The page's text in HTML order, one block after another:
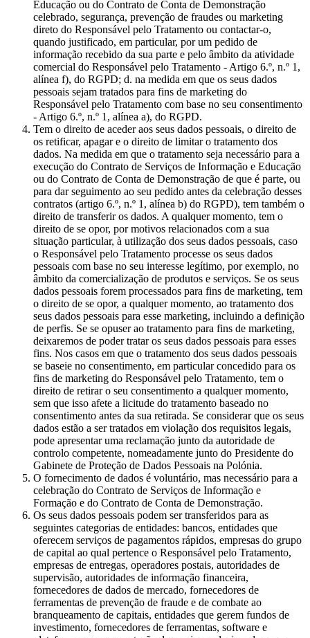
Educação ou do Contrato de Conta de Demonstração
celebrado, segurança, prevenção de fraudes ou marketing
direto do Responsável pelo Tratamento ou contactar-o,
quando justificado, em particular, por um pedido de
informação recebido da sua parte e pelo âmbito da atividade
comercial do Responsável pelo Tratamento - Artigo 6.º, n.º 1,
alínea f), do RGPD; d. na medida em que os seus dados
pessoais sejam tratados para fins de marketing do
Responsável pelo Tratamento com base no seu consentimento
- Artigo 6.º, n.º 1, alínea a), do RGPD.
Tem o direito de aceder aos seus dados pessoais, o direito de
os retificar, apagar e o direito de limitar o tratamento dos
dados. Na medida em que o tratamento seja necessário para a
execução do Contrato de Serviços de Informação e Educação
ou do Contrato de Conta de Demonstração de que é parte, ou
para dar seguimento ao seu pedido antes da celebração desses
contratos (artigo 6.º, n.º 1, alínea b) do RGPD), tem também o
direito de transferir os dados. A qualquer momento, tem o
direito de se opor, por motivos relacionados com a sua
situação particular, à utilização dos seus dados pessoais, caso
o Responsável pelo Tratamento processe os seus dados
pessoais com base no seu interesse legítimo, por exemplo, no
âmbito da comercialização de produtos e serviços. Se os seus
dados pessoais forem processados para fins de marketing, tem
o direito de se opor, a qualquer momento, ao tratamento dos
seus dados pessoais para esse marketing, incluindo a definição
de perfis. Se se opuser ao tratamento para fins de marketing,
deixaremos de poder tratar os seus dados pessoais para esses
fins. Nos casos em que o tratamento dos seus dados pessoais
se baseie no consentimento, em particular concedido para os
fins de marketing do Responsável pelo Tratamento, tem o
direito de retirar o seu consentimento a qualquer momento,
sem que isso afete a licitude do tratamento baseado no
consentimento antes da sua retirada. Se considerar que os seus
dados estão a ser tratados em violação dos requisitos legais,
pode apresentar uma reclamação junto da autoridade de
controlo competente, nomeadamente junto do Presidente do
Gabinete de Proteção de Dados Pessoais na Polónia.
O fornecimento de dados é voluntário, mas necessário para a
celebração do Contrato de Serviços de Informação e
Formação e do Contrato de Conta de Demonstração.
Os seus dados pessoais podem ser transferidos para as
seguintes categorias de entidades: bancos, entidades que
oferecem serviços de pagamentos rápidos, empresas do grupo
de capital ao qual pertence o Responsável pelo Tratamento,
empresas de entregas, operadores postais, autoridades de
supervisão, autoridades de informação financeira,
fornecedores de dados de mercado, fornecedores de
ferramentas de prevenção de fraude e de combate ao
branqueamento de capitais, entidades que gerem fundos de
investimento, fornecedores de ferramentas, software e